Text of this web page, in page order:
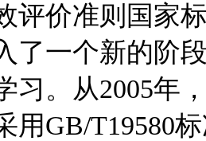
价准则国家标
了一个新的阶
习。从2005年
用GB/T19580